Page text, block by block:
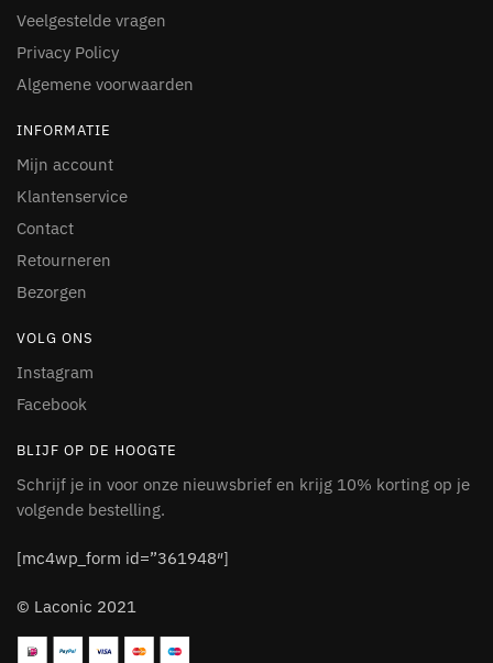
Veelgestelde vragen
Privacy Policy
Algemene voorwaarden
INFORMATIE
Mijn account
Klantenservice
Contact
Retourneren
Bezorgen
VOLG ONS
Instagram
Facebook
BLIJF OP DE HOOGTE
Schrijf je in voor onze nieuwsbrief en krijg 10% korting op je
volgende bestelling.
[mc4wp_form id=”361948″]
© Laconic 2021